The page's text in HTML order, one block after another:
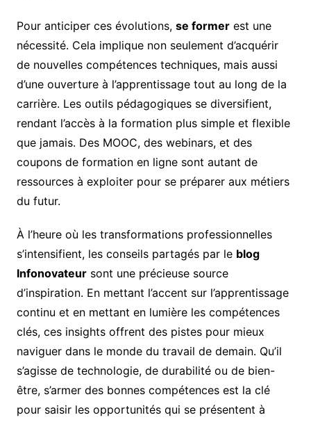
Pour anticiper ces évolutions, se formerest une
nécessité. Cela implique non seulement d’acquérir
de nouvelles compétences techniques, mais aussi
d’une ouverture à l’apprentissage tout au long de la
carrière. Les outils pédagogiques se diversifient,
rendant l’accès à la formation plus simple et flexible
que jamais. Des MOOC, des webinars, et des
coupons de formation en ligne sont autant de
ressources à exploiter pour se préparer aux métiers
du futur.
À l’heure où les transformations professionnelles
s’intensifient, les conseils partagés par le blog
Infonovateursont une précieuse source
d’inspiration. En mettant l’accent sur l’apprentissage
continu et en mettant en lumière les compétences
clés, ces insights offrent des pistes pour mieux
naviguer dans le monde du travail de demain. Qu’il
s’agisse de technologie, de durabilité ou de bien-
être, s’armer des bonnes compétences est la clé
pour saisir les opportunités qui se présentent à